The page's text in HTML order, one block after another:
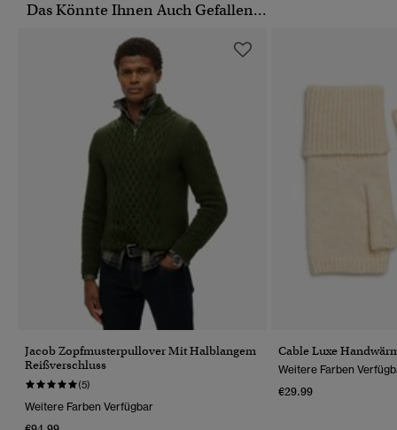
Das Könnte Ihnen Auch Gefallen...
Jacob Zopfmusterpullover Mit Halblangem
Reißverschluss
(5)
Weitere Farben Verfügbar
Cable Luxe
Weitere Farben
€29.99